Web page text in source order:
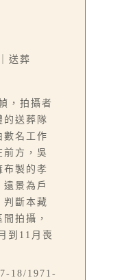
送葬
，拍攝者
的送葬隊
數名工作
前方，吳
布製的孝
景為戶
判斷本藏
拍攝，
到11月喪
18/1971-